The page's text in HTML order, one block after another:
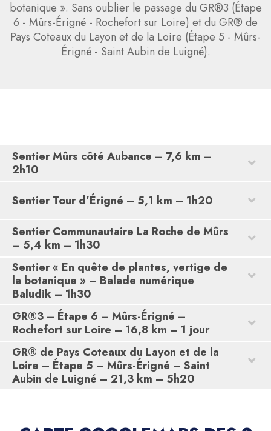
botanique ». Sans oublier le passage du GR®3 (Étape
6 - Mûrs-Érigné - Rochefort sur Loire) et du GR® de
Pays Coteaux du Layon et de la Loire (Étape 5 - Mûrs-
Érigné - Saint Aubin de Luigné).
Sentier Mûrs côté Aubance – 7,6 km –
2h10
Sentier Tour d’Érigné – 5,1 km – 1h20
Sentier Communautaire La Roche de Mûrs
– 5,4 km – 1h30
Sentier « En quête de plantes, vertige de
la botanique » – Balade numérique
Baludik – 1h30
GR®3 – Étape 6 – Mûrs-Érigné –
Rochefort sur Loire – 16,8 km – 1 jour
GR® de Pays Coteaux du Layon et de la
Loire – Étape 5 – Mûrs-Érigné – Saint
Aubin de Luigné – 21,3 km – 5h20